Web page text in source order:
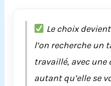
Le choix
l’on recherche un
travaillé, avec une
autant qu’elle se